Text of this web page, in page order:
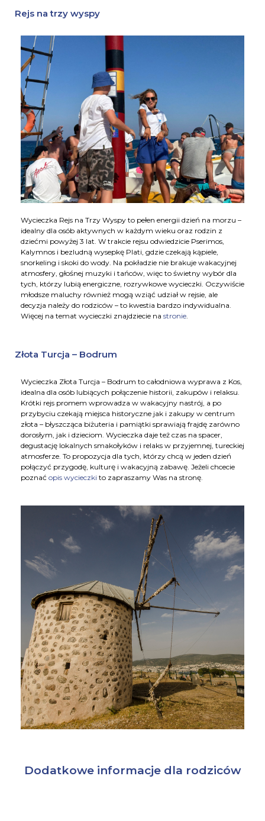
Rejs na trzy wyspy
Wycieczka Rejs na Trzy Wyspy to pełen energii dzień na morzu –
idealny dla osób aktywnych w każdym wieku oraz rodzin z
dziećmi powyżej 3 lat. W trakcie rejsu odwiedzicie Pserimos,
Kalymnos i bezludną wysepkę Plati, gdzie czekają kąpiele,
snorkeling i skoki do wody. Na pokładzie nie brakuje wakacyjnej
atmosfery, głośnej muzyki i tańców, więc to świetny wybór dla
tych, którzy lubią energiczne, rozrywkowe wycieczki. Oczywiście
młodsze maluchy również mogą wziąć udział w rejsie, ale
decyzja należy do rodziców – to kwestia bardzo indywidualna.
Więcej na temat wycieczki znajdziecie na stronie.
Złota Turcja – Bodrum
Wycieczka Złota Turcja – Bodrum to całodniowa wyprawa z Kos,
idealna dla osób lubiących połączenie historii, zakupów i relaksu.
Krótki rejs promem wprowadza w wakacyjny nastrój, a po
przybyciu czekają miejsca historyczne jak i zakupy w centrum
złota – błyszcząca biżuteria i pamiątki sprawiają frajdę zarówno
dorosłym, jak i dzieciom. Wycieczka daje też czas na spacer,
degustację lokalnych smakołyków i relaks w przyjemnej, tureckiej
atmosferze. To propozycja dla tych, którzy chcą w jeden dzień
połączyć przygodę, kulturę i wakacyjną zabawę. Jeżeli chcecie
poznać opis wycieczki to zapraszamy Was na stronę.
Dodatkowe informacje dla rodziców